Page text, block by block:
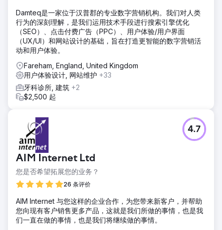
Damteq是一家位于汉普郡的专业数字营销机构。我们对人类
行为的深刻理解，是我们运用技术手段进行搜索引擎优化
（SEO）、点击付费广告（PPC）、用户体验/用户界面
（UX/UI）和网站设计的基础，旨在打造更智能的数字营销活
动和用户体验。
Fareham, England, United Kingdom
用户体验设计, 网站维护 +33
牙科诊所, 建筑 +2
$2,500 起
AIM Internet Ltd
您是否希望拓展您的业务？
26 条评价
4.7
AIM Internet 与您这样的企业合作，为您带来新客户，并帮助
您向现有客户销售更多产品，这就是我们所做的事情，也是我
们一直在做的事情，也是我们将继续做的事情。